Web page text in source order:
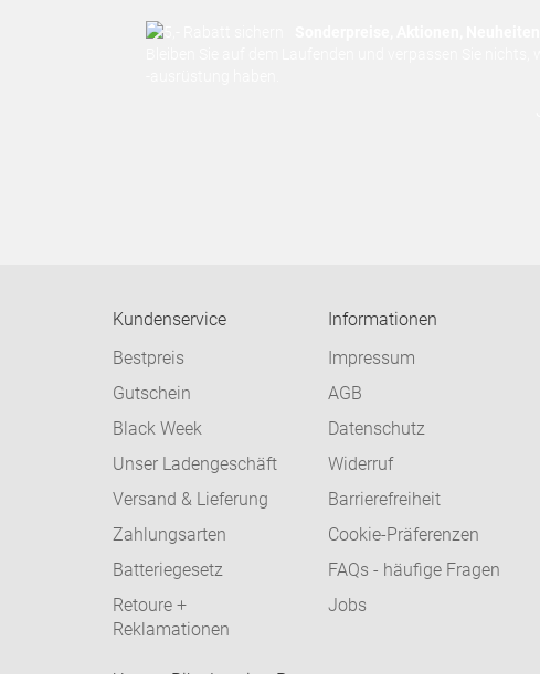
Kundenservice
Bestpreis
Gutschein
Black Week
Unser Ladengeschäft
Versand & Lieferung
Zahlungsarten
Batteriegesetz
Retoure +
Reklamationen
Informationen
Impressum
AGB
Datenschutz
Widerruf
Barrierefreiheit
Cookie-Präferenzen
FAQs - häufige Fragen
Jobs